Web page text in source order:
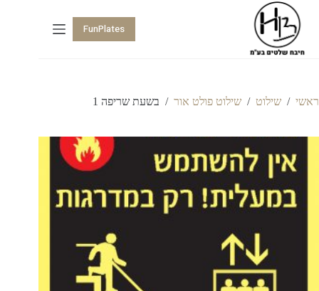
FunPlates
ראשי / שילוט / שילוט פולט אור / בשעת שריפה 1